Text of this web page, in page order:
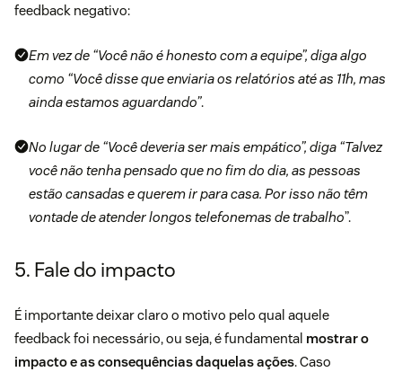
feedback negativo:
Em vez de “Você não é honesto com a equipe”, diga algo
como “Você disse que enviaria os relatórios até as 11h, mas
ainda estamos aguardando”.
No lugar de “Você deveria ser mais empático”, diga “Talvez
você não tenha pensado que no fim do dia, as pessoas
estão cansadas e querem ir para casa. Por isso não têm
vontade de atender longos telefonemas de trabalho”.
5. Fale do impacto
É importante deixar claro o motivo pelo qual aquele
feedback foi necessário, ou seja, é fundamental mostrar o
impacto e as consequências daquelas ações. Caso